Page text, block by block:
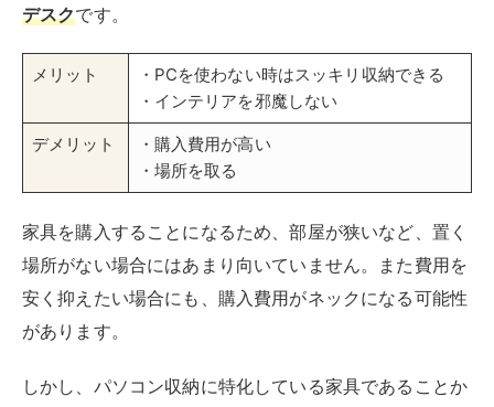
デスクです。
メリット
・PCを使わない時はスッキリ収納できる
・インテリアを邪魔しない
デメリット
・購入費用が高い
・場所を取る
家具を購入することになるため、部屋が狭いなど、置く
場所がない場合にはあまり向いていません。また費用を
安く抑えたい場合にも、購入費用がネックになる可能性
があります。
しかし、パソコン収納に特化している家具であることか